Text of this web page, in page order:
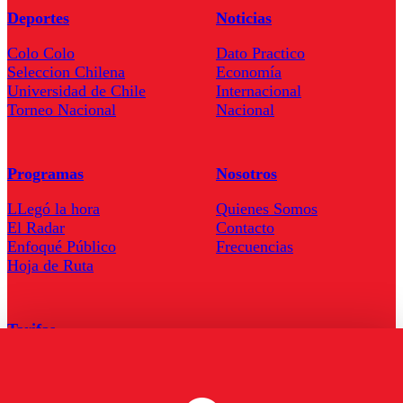
Deportes
Colo Colo
Seleccion Chilena
Universidad de Chile
Torneo Nacional
Noticias
Dato Practico
Economía
Internacional
Nacional
Programas
LLegó la hora
El Radar
Enfoqué Público
Hoja de Ruta
Nosotros
Quienes Somos
Contacto
Frecuencias
Tarifas